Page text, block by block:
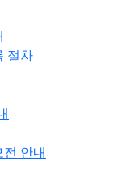
절차
안내